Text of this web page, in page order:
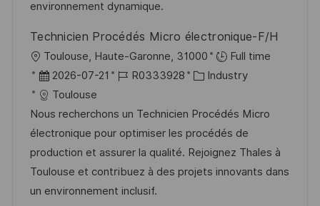
g
V
r
ö
f
f
e
n
t
l
i
environnement dynamique.
Technicien Procédés Micro électronique-F/H
O
r
t
Toulouse, Haute-Garonne, 31000
Full time
D
a
t
u
m
d
e
2026-07-21
J
b
-
I
D
R0333928
K
t
e
g
o
Industry
Toulouse
Nous recherchons un Technicien Procédés Micro
électronique pour optimiser les procédés de
production et assurer la qualité. Rejoignez Thales à
Toulouse et contribuez à des projets innovants dans
un environnement inclusif.